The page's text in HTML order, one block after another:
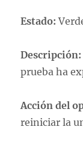
Estado:
Descripción:
prueba ha
Acción del
reiniciar la